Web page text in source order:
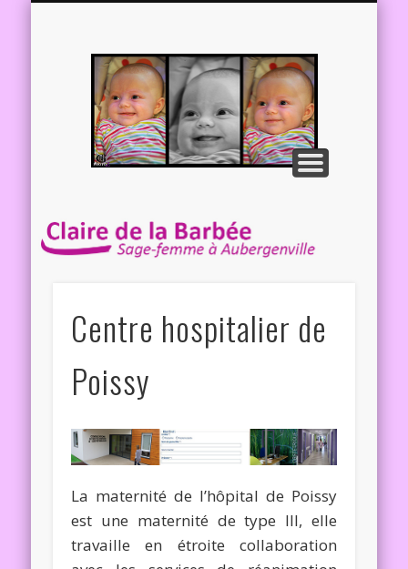
Centre hospitalier de
Poissy
La maternité de l’hôpital de Poissy
est une maternité de type III, elle
travaille en étroite collaboration